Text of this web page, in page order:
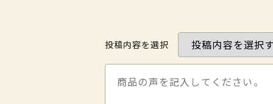
投稿内容を選択